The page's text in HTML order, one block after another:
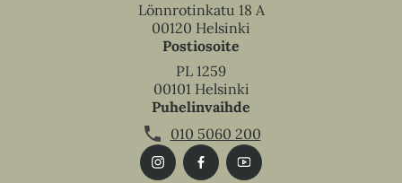
Lönnrotinkatu 18 A
00120 Helsinki
Postiosoite
PL 1259
00101 Helsinki
Puhelinvaihde
010 5060 200